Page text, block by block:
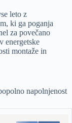
leto z
ki ga poganja
za povečano
energetske
montaže in
napolnjenost